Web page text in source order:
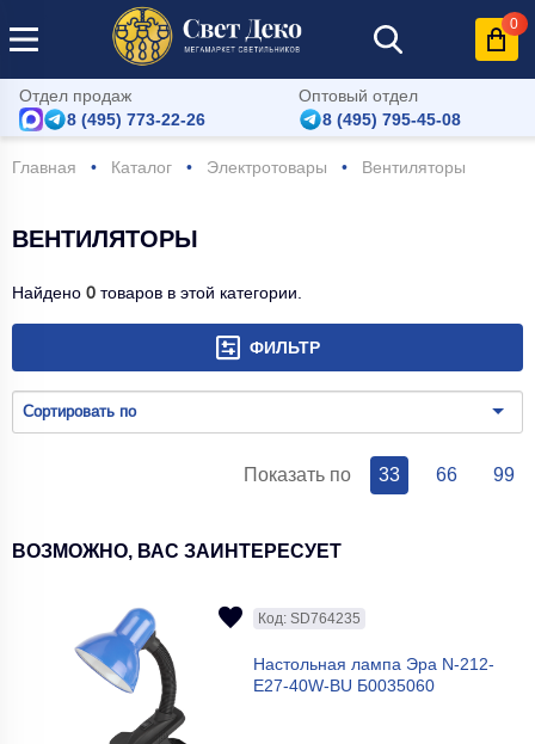
0
Отдел продаж
8 (495) 773-22-26
Оптовый отдел
8 (495) 795-45-08
Главная Каталог Электротовары Вентиляторы
ВЕНТИЛЯТОРЫ
Найдено 0 товаров в этой категории.
ФИЛЬТР
Сортировать по
Показать по 33 66 99
ВОЗМОЖНО, ВАС ЗАИНТЕРЕСУЕТ
Код: SD764235
Настольная лампа Эра N-212-
E27-40W-BU Б0035060